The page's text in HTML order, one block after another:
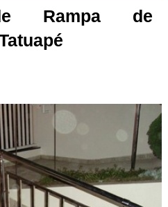
Rampa de